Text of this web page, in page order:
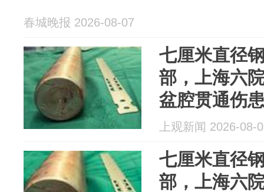
春城晚报 2026-08-07
七厘米直径
部，上海六
盆腔贯通伤
上观新闻 2026-08-
七厘米直径
部，上海六